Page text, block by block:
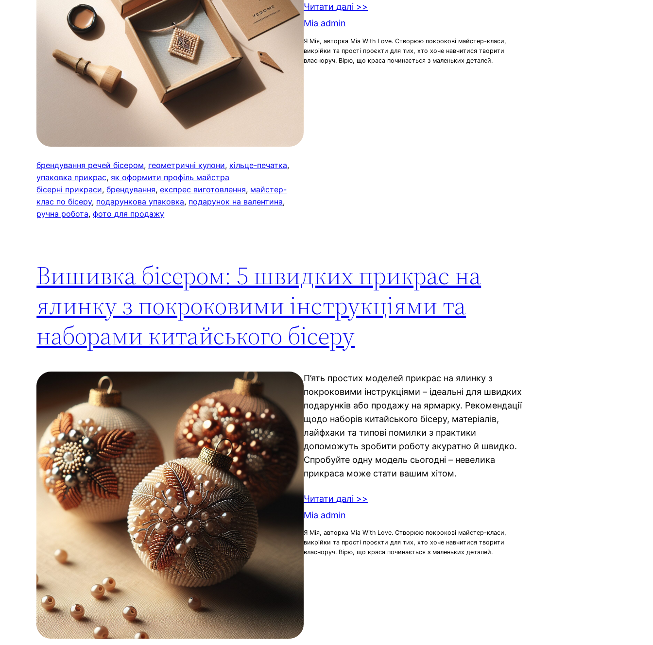
брендування речей бісером, геометричні кулони, кільце-печатка
упаковка прикрас, як оформити профіль майстра
бісерні прикраси, брендування, експрес виготовлення, майстер-
клас по бісеру, подарункова упаковка, подарунок на валентина
ручна робота, фото для продажу
Читати далі >>
Mia admin
Я Мія, авторка Mia With Love. Створюю покрокові майстер-класи,
викрійки та прості проєкти для тих, хто хоче навчитися творити
власноруч. Вірю, що краса починається з маленьких деталей.
Вишивка бісером: 5 швидких прикрас на
ялинку з покроковими інструкціями та
наборами китайського бісеру
П’ять простих моделей прикрас на ялинку з
покроковими інструкціями – ідеальні для швидких
подарунків або продажу на ярмарку. Рекомендації
щодо наборів китайського бісеру, матеріалів,
лайфхаки та типові помилки з практики
допоможуть зробити роботу акуратно й швидко.
Спробуйте одну модель сьогодні – невелика
прикраса може стати вашим хітом.
Читати далі >>
Mia admin
Я Мія, авторка Mia With Love. Створюю покрокові майстер-класи,
викрійки та прості проєкти для тих, хто хоче навчитися творити
власноруч. Вірю, що краса починається з маленьких деталей.